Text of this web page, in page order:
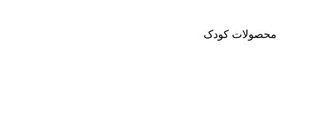
محصولات کودک